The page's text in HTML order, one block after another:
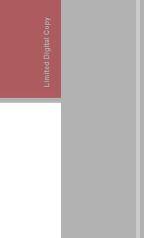
ילקוט מורשת גיליון 102 - גליציה המזרחית 1944-1941, 80 שנה לאחר מבצע ברברוסה ... 0